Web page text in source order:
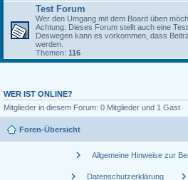
Test Forum
Wer den Umgang mit dem Board üben
Achtung: Dieses Forum stellt auch eine
Deswegen kann es vorkommen, dass
werden.
Themen: 116
WER IST ONLINE?
Mitglieder in diesem Forum: 0 Mitglieder und 1 Gast
Foren-Übersicht
chevron_right Allgemeine Hinweise zur
chevron_right Datenschutzerklärung chevron_right